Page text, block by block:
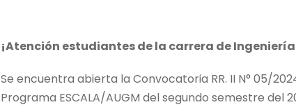
¡Atención estudiantes de la carrera de Ingeniería
Se encuentra abierta la Convocatoria RR. II N° 05/
Programa ESCALA/AUGM del segundo semestre